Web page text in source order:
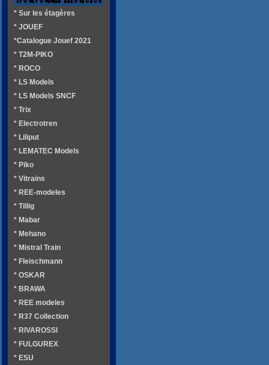
* Sur les étagères
* JOUEF
*Catalogue Jouef 2021
* T2M-PIKO
* ROCO
* LS Models
* LS Models SNCF
* Trix
* Electrotren
* Liliput
* LEMATEC Models
* Piko
* Vitrains
* REE-modeles
* Tillig
* Mabar
* Mehano
* Mistral Train
* Fleischmann
* OSKAR
* BRAWA
* REE modeles
* R37 Collection
* RIVAROSSI
* FULGUREX
* ESU